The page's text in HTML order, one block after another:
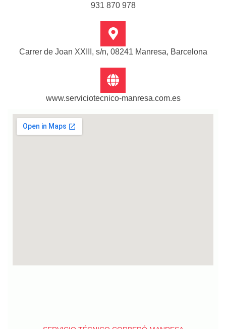
931 870 978
Carrer de Joan XXIII, s/n, 08241 Manresa, Barcelona
www.serviciotecnico-manresa.com.es